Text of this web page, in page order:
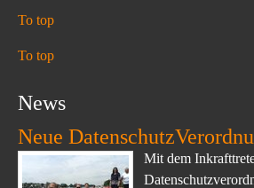
To top
To top
News
Neue
Mit dem